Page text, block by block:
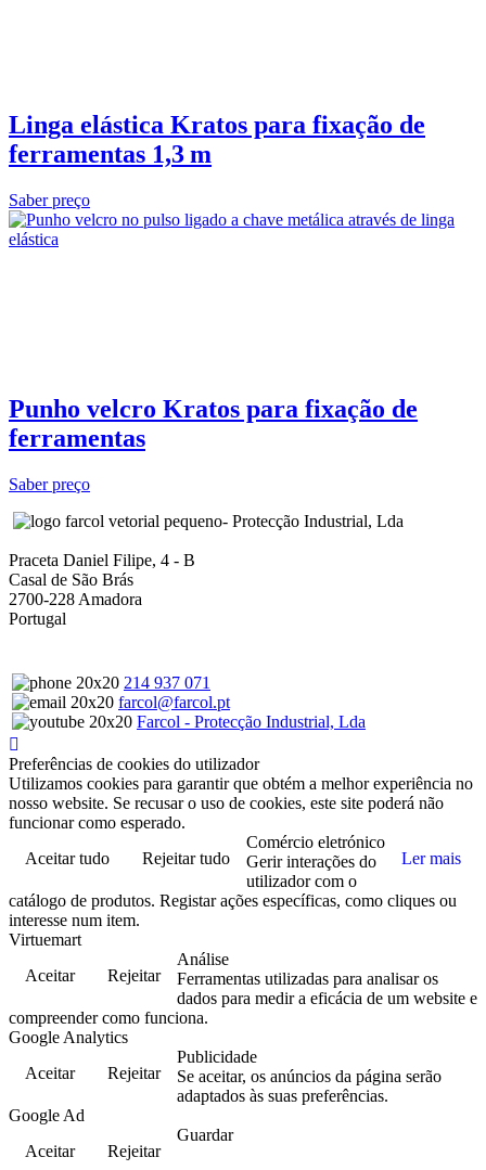
Linga elástica Kratos para fixação de
ferramentas 1,3 m
Saber preço
Punho velcro Kratos para fixação de
ferramentas
Saber preço
- Protecção Industrial, Lda
Praceta Daniel Filipe, 4 - B
Casal de São Brás
2700-228 Amadora
Portugal
214 937 071
farcol@farcol.pt
Farcol - Protecção Industrial, Lda
Preferências de cookies do utilizador
Utilizamos cookies para garantir que obtém a melhor experiência no
nosso website. Se recusar o uso de cookies, este site poderá não
funcionar como esperado.
Aceitar tudo
Rejeitar tudo Ler mais
Comércio eletrónico
Gerir interações do
utilizador com o
catálogo de produtos. Registar ações específicas, como cliques ou
interesse num item.
Virtuemart
Aceitar
Rejeitar
Análise
Ferramentas utilizadas para analisar os
dados para medir a eficácia de um website e
compreender como funciona.
Google Analytics
Aceitar
Rejeitar
Publicidade
Se aceitar, os anúncios da página serão
adaptados às suas preferências.
Google Ad
Aceitar
Rejeitar
Guardar